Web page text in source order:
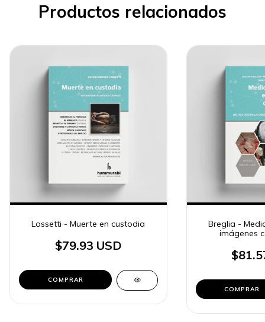
Productos relacionados
Lossetti - Muerte en custodia
$79.93 USD
COMPRAR
Breglia -
imágenes
COMPRAR